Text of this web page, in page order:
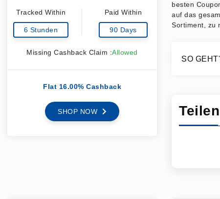
Tracked Within
6 Stunden
Paid Within
90 Days
Missing Cashback Claim :Allowed
Flat 16.00% Cashback
SHOP NOW
besten
auf das
Sortiment, zu
SO